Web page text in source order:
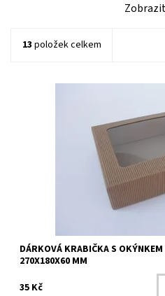
13 položek celkem
Délka - 270 mm Šířka - 180 mm
Materiál - Mikrovlnná lepenka
Na dotaz
25409
DÁRKOVÁ KRABIČKA S
270X180X60 MM
35 Kč